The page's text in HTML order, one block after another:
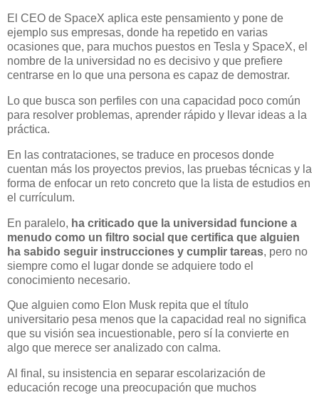
El CEO de SpaceX aplica este pensamiento y pone de
ejemplo sus empresas, donde ha repetido en varias
ocasiones que, para muchos puestos en Tesla y SpaceX, el
nombre de la universidad no es decisivo y que prefiere
centrarse en lo que una persona es capaz de demostrar.
Lo que busca son perfiles con una capacidad poco común
para resolver problemas, aprender rápido y llevar ideas a la
práctica.
En las contrataciones, se traduce en procesos donde
cuentan más los proyectos previos, las pruebas técnicas y la
forma de enfocar un reto concreto que la lista de estudios en
el currículum.
En paralelo, ha criticado que la universidad funcione a
menudo como un filtro social que certifica que alguien
ha sabido seguir instrucciones y cumplir tareas, pero no
siempre como el lugar donde se adquiere todo el
conocimiento necesario.
Que alguien como Elon Musk repita que el título
universitario pesa menos que la capacidad real no significa
que su visión sea incuestionable, pero sí la convierte en
algo que merece ser analizado con calma.
Al final, su insistencia en separar escolarización de
educación recoge una preocupación que muchos